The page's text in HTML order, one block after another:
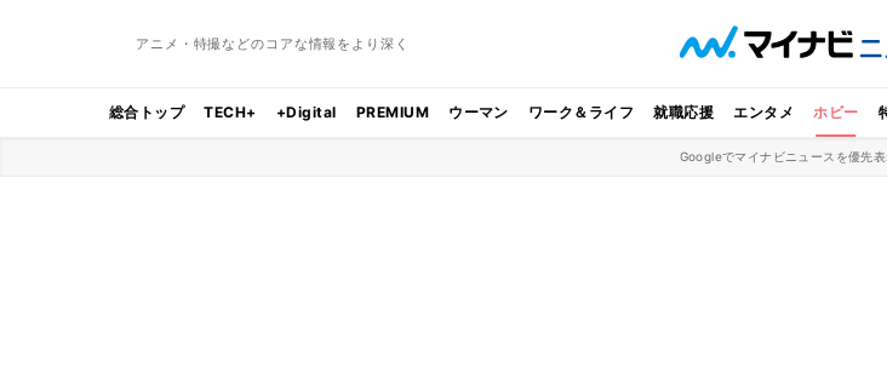
アニメ・特撮などのコアな情報をより深く
総合トップ TECH+ +Digital PREMIUM ウーマン ワーク＆ライフ 就職応援 エンタメ ホビー
Googleでマイナビニュースを優先